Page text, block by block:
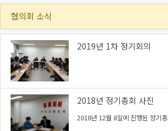
협의회 소식
2019년 1차 정기회의
2018년 정기총회 사진
2018년 12월 8일에 진행된 정기